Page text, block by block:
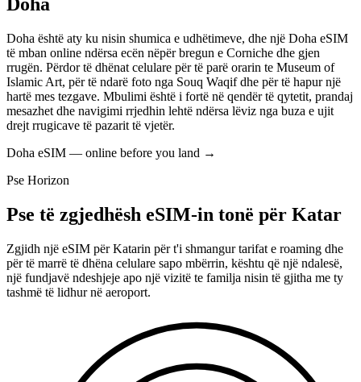
Doha
Doha është aty ku nisin shumica e udhëtimeve, dhe një Doha eSIM
të mban online ndërsa ecën nëpër bregun e Corniche dhe gjen
rrugën. Përdor të dhënat celulare për të parë orarin te Museum of
Islamic Art, për të ndarë foto nga Souq Waqif dhe për të hapur një
hartë mes tezgave. Mbulimi është i fortë në qendër të qytetit, prandaj
mesazhet dhe navigimi rrjedhin lehtë ndërsa lëviz nga buza e ujit
drejt rrugicave të pazarit të vjetër.
Doha eSIM — online before you land →
Pse Horizon
Pse të zgjedhësh eSIM-in tonë për Katar
Zgjidh një eSIM për Katarin për t'i shmangur tarifat e roaming dhe
për të marrë të dhëna celulare sapo mbërrin, kështu që një ndalesë,
një fundjavë ndeshjeje apo një vizitë te familja nisin të gjitha me ty
tashmë të lidhur në aeroport.